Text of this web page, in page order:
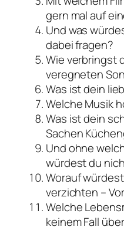
gern mal auf
Und was
dabei fragen?
Wie verbringst
veregneten
Was ist dein
Welche Musik
Was ist dein
Sachen
Und ohne
würdest du
Worauf
verzichten –
Welche
keinem Fall